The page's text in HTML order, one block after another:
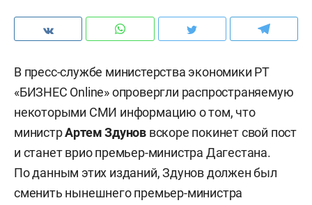
В пресс-службе министерства экономики РТ
«БИЗНЕС Online» опровергли распространяемую
некоторыми СМИ информацию о том, что
министрАртем Здунов вскоре покинет свой пост
и станет врио премьер-министра Дагестана.
По данным этих изданий, Здунов должен был
сменить нынешнего премьер-министра